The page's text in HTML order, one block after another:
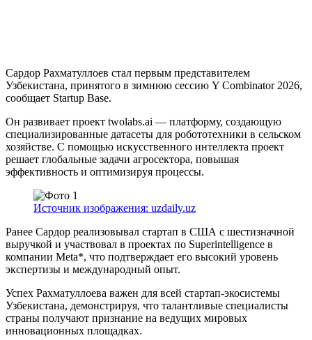
Сардор Рахматуллоев стал первым представителем
Узбекистана, принятого в зимнюю сессию Y Combinator 2026,
сообщает Startup Base.
Он развивает проект twolabs.ai — платформу, создающую
специализированные датасеты для робототехники в сельском
хозяйстве. С помощью искусственного интеллекта проект
решает глобальные задачи агросектора, повышая
эффективность и оптимизируя процессы.
Источник изображения: uzdaily.uz
Ранее Сардор реализовывал стартап в США с шестизначной
выручкой и участвовал в проектах по Superintelligence в
компании Meta*, что подтверждает его высокий уровень
экспертизы и международный опыт.
Успех Рахматуллоева важен для всей стартап-экосистемы
Узбекистана, демонстрируя, что талантливые специалисты
страны получают признание на ведущих мировых
инновационных площадках.